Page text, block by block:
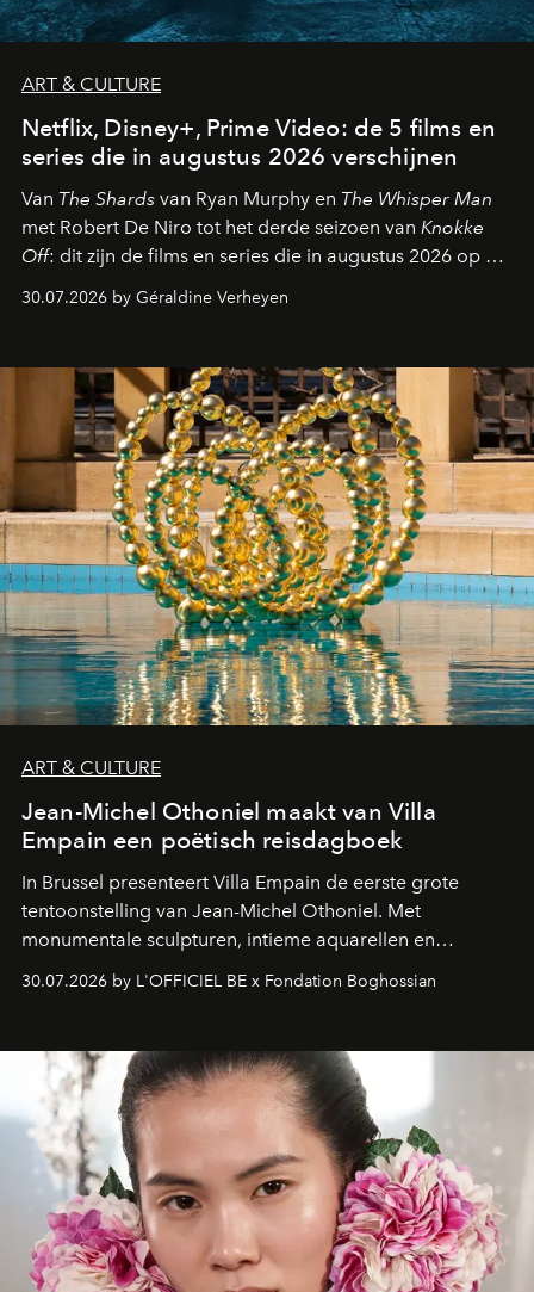
ART & CULTURE
Netflix, Disney+, Prime Video: de 5 films en
series die in augustus 2026 verschijnen
Van The Shards van Ryan Murphy en The Whisper Man
met Robert De Niro tot het derde seizoen van Knokke
Off: dit zijn de films en series die in augustus 2026 op de
streamingplatformen verschijnen.
30.07.2026 by Géraldine Verheyen
ART & CULTURE
Jean-Michel Othoniel maakt van Villa
Empain een poëtisch reisdagboek
In Brussel presenteert Villa Empain de eerste grote
tentoonstelling van Jean-Michel Othoniel. Met
monumentale sculpturen, intieme aquarellen en
fonkelend Murano-glas creëert de Franse kunstenaar
een emotionele reis waarin elk werk de herinnering
moment van verwondering.
30.07.2026 by L'OFFICIEL BE x Fondation Boghossian